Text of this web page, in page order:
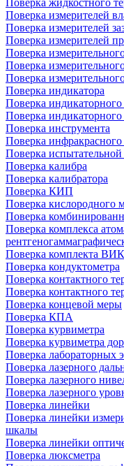
Поверка жидкостного
Поверка измерителей
Поверка измерителей
Поверка измерителей
Поверка
Поверка
Поверка
Поверка индикатора
Поверка
Поверка
Поверка инструмента
Поверка
Поверка
Поверка калибра
Поверка калибратора
Поверка КИП
Поверка кислородного
Поверка
Поверка комплекса
Поверка комплекта ВИК
Поверка кондуктометра
Поверка контактного
Поверка контактного
Поверка концевой меры
Поверка КПА
Поверка курвиметра
Поверка курвиметра
Поверка лабораторных
Поверка лазерного
Поверка лазерного
Поверка лазерного
Поверка линейки
Поверка линейки
шкалы
Поверка линейки
Поверка люксметра